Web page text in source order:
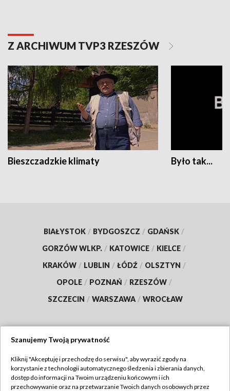
Z ARCHIWUM TVP3 RZESZÓW
Bieszczadzkie klimaty Było tak...
BIAŁYSTOK / BYDGOSZCZ / GDAŃSK /
GORZÓW WLKP. / KATOWICE / KIELCE /
KRAKÓW / LUBLIN / ŁÓDŹ / OLSZTYN /
OPOLE / POZNAŃ / RZESZÓW /
SZCZECIN / WARSZAWA / WROCŁAW
TVP
Abonament TVP
Szanujemy Twoją prywatność
Kliknij "Akceptuję i przechodzę do serwisu", aby wyrazić zgody na
korzystanie z technologii automatycznego śledzenia i zbierania danych,
dostęp do informacji na Twoim urządzeniu końcowym i ich
przechowywanie oraz na przetwarzanie Twoich danych osobowych przez